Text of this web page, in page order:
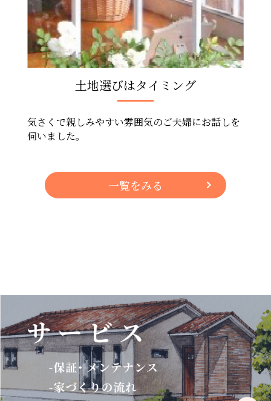
土地選びはタイミング
気さくで親しみやすい雰囲気のご夫婦にお話しを
伺いました。
一覧をみる